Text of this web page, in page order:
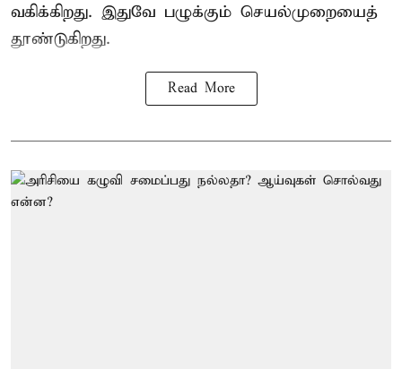
வகிக்கிறது. இதுவே பழுக்கும் செயல்முறையைத்
தூண்டுகிறது.
Read More